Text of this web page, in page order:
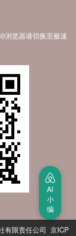
浏览器请切换至极速
有限责任公司 京ICP
AI
小
编